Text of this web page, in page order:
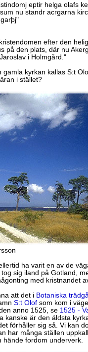
eptir helga olafs
nu standr acrgarna
efter den
på den plats, där nu
i Holmgård."
gamla kyrkan kallas S:t
i stället?
ha varit en av de
sig iland på Gotland,
med kristnandet
att det i Botaniska
S:t Olof som kom i
anno 1525, se 1525 -
kanske är den äldsta
förhåller sig så. Vi kan
har många ställen
hände fordom underverk.